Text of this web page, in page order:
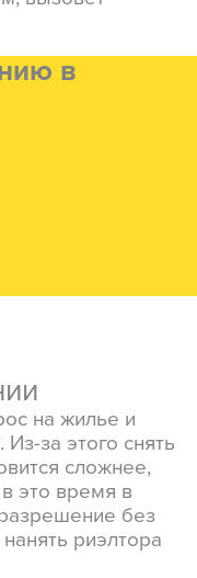
в
на жилье и
за этого снять
сложнее,
это время в
без
риэлтора